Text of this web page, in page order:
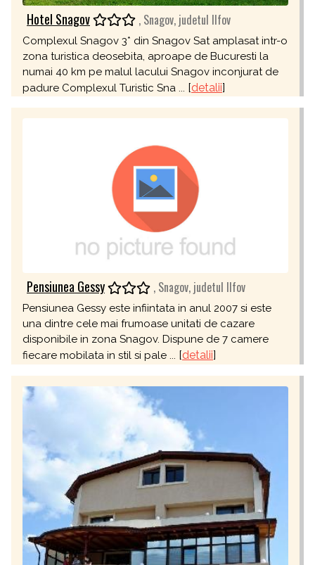
Hotel Snagov , Snagov, judetul Ilfov
Complexul Snagov 3* din Snagov Sat amplasat intr-o
zona turistica deosebita, aproape de Bucuresti la
numai 40 km pe malul lacului Snagov inconjurat de
padure Complexul Turistic Sna ... [detalii]
Pensiunea Gessy , Snagov, judetul Ilfov
Pensiunea Gessy este infiintata in anul 2007 si este
una dintre cele mai frumoase unitati de cazare
disponibile in zona Snagov. Dispune de 7 camere
fiecare mobilata in stil si pale ... [detalii]